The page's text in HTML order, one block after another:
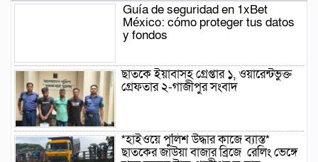
Guía de seguridad en 1xBet
México: cómo proteger tus datos
y fondos
ছাতকে ইয়াবাসহ গ্রেপ্তার ১, ওয়ারেন্টভুক্ত
গ্রেফতার ২-গাজীপুর সংবাদ
*হাইওয়ে পুলিশ উদ্ধার কাজে ব্যাস্ত*
ছাতকের জাউয়া বাজার ব্রিজে রেলিং ভেঙ্গে